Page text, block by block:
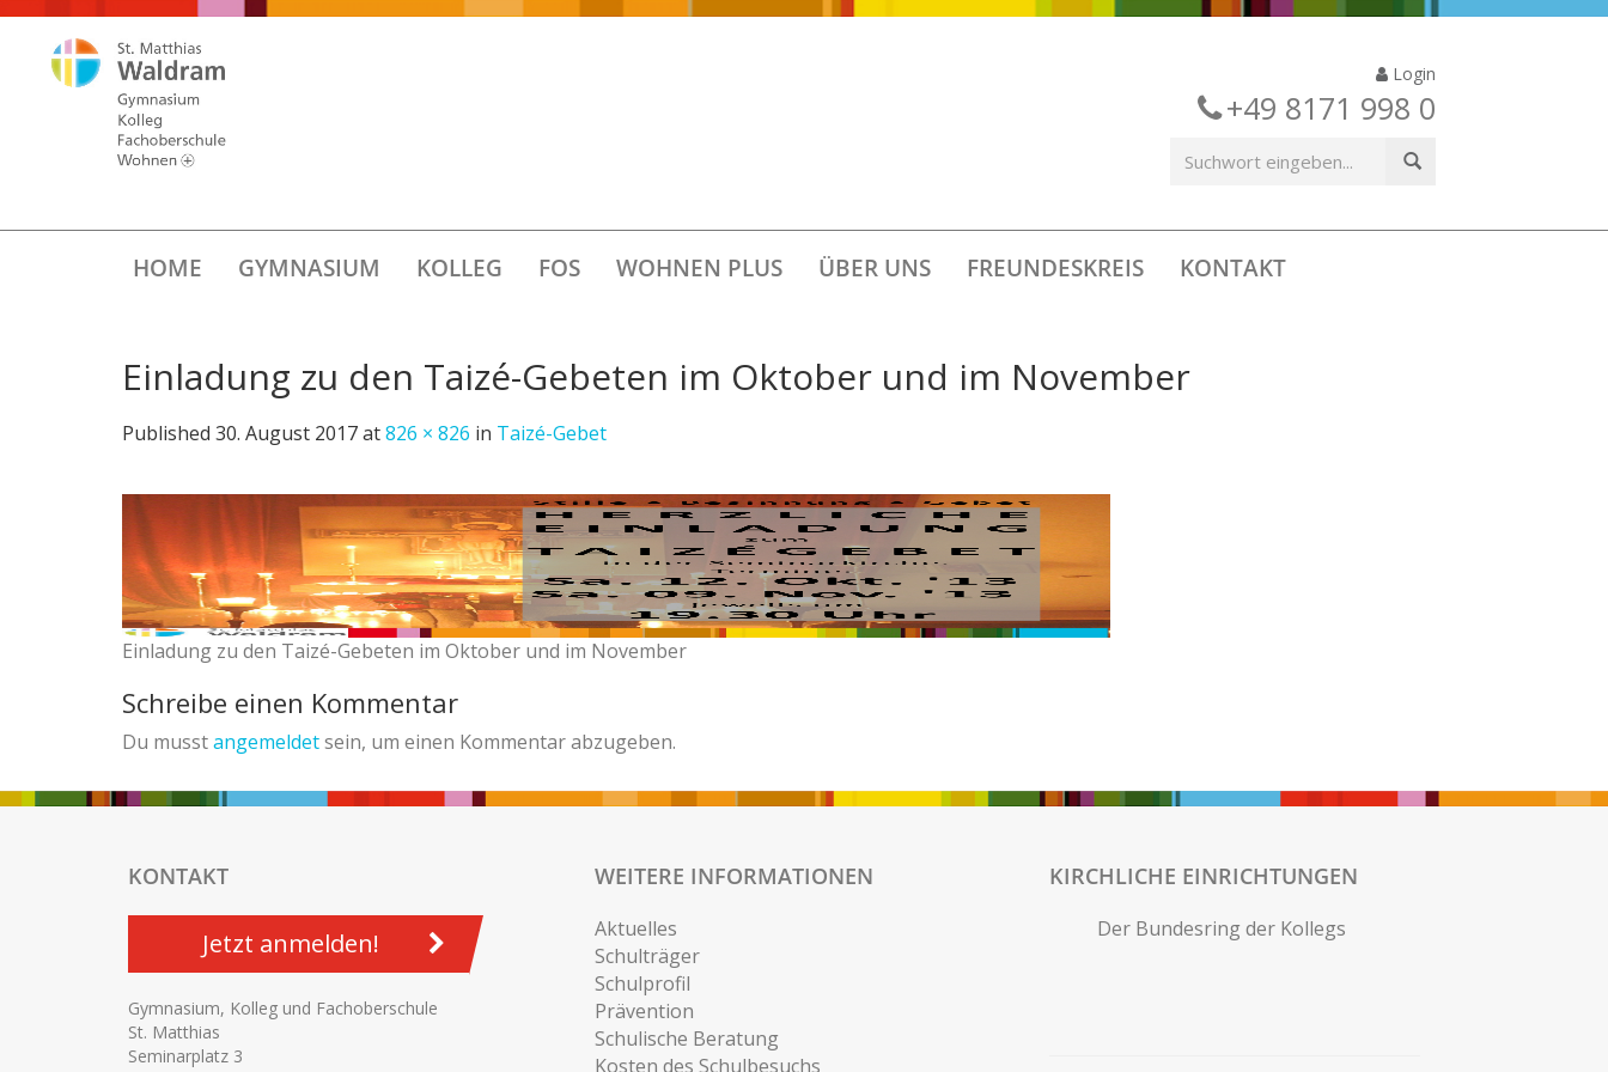
Login
+49 8171 998 0
HOME GYMNASIUM KOLLEG FOS WOHNEN PLUS ÜBER UNS FREUNDESKREIS KONTAKT
Einladung zu den Taizé-Gebeten im Oktober und im November
Published 30. August 2017at826 × 826 in Taizé-Gebet
Einladung zu den Taizé-Gebeten im Oktober und im November
Schreibe einen Kommentar
Du musstangemeldetsein, um einen Kommentar abzugeben.
KONTAKT
Jetzt anmelden!
Gymnasium, Kolleg und Fachoberschule
St. Matthias
Seminarplatz 3
WEITERE INFORMATIONEN
Aktuelles
Schulträger
Schulprofil
Prävention
Schulische Beratung
Kosten des Schulbesuchs
KIRCHLICHE EINRICHTUNGEN
Der Bundesring der Kollegs